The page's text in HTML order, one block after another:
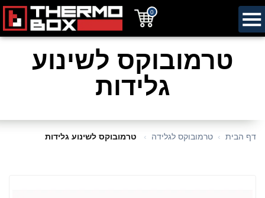
0
טרמובוקס לשינוע
גלידות
דף הבית טרמובוקס לגלידה טרמובוקס לשינוע גלידות